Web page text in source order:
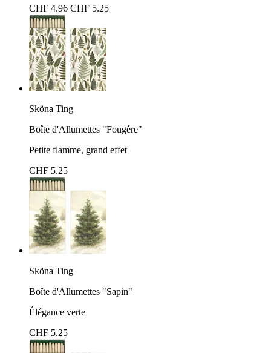
CHF 4.96 CHF 5.25
Sköna Ting
Boîte d'Allumettes "Fougère"
Petite flamme, grand effet
CHF 5.25
Sköna Ting
Boîte d'Allumettes "Sapin"
Élégance verte
CHF 5.25